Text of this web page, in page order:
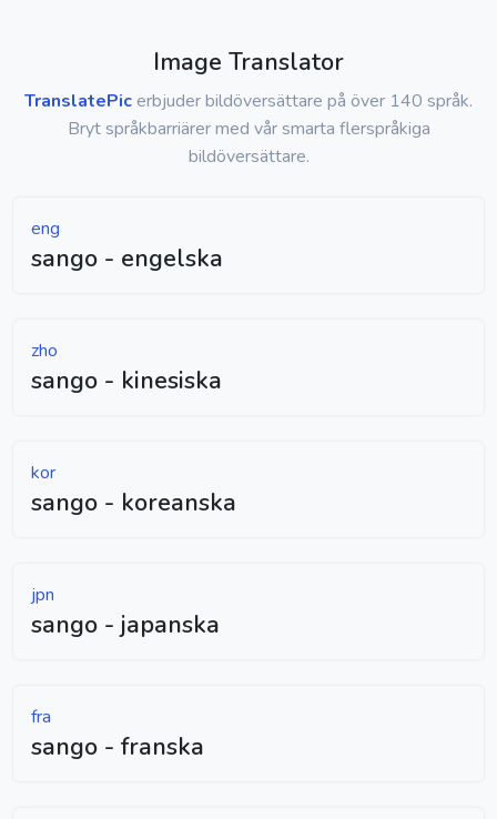
Image Translator
TranslatePic erbjuder bildöversättare på över 140 språk.
Bryt språkbarriärer med vår smarta flerspråkiga
bildöversättare.
eng
sango - engelska
zho
sango - kinesiska
kor
sango - koreanska
jpn
sango - japanska
fra
sango - franska